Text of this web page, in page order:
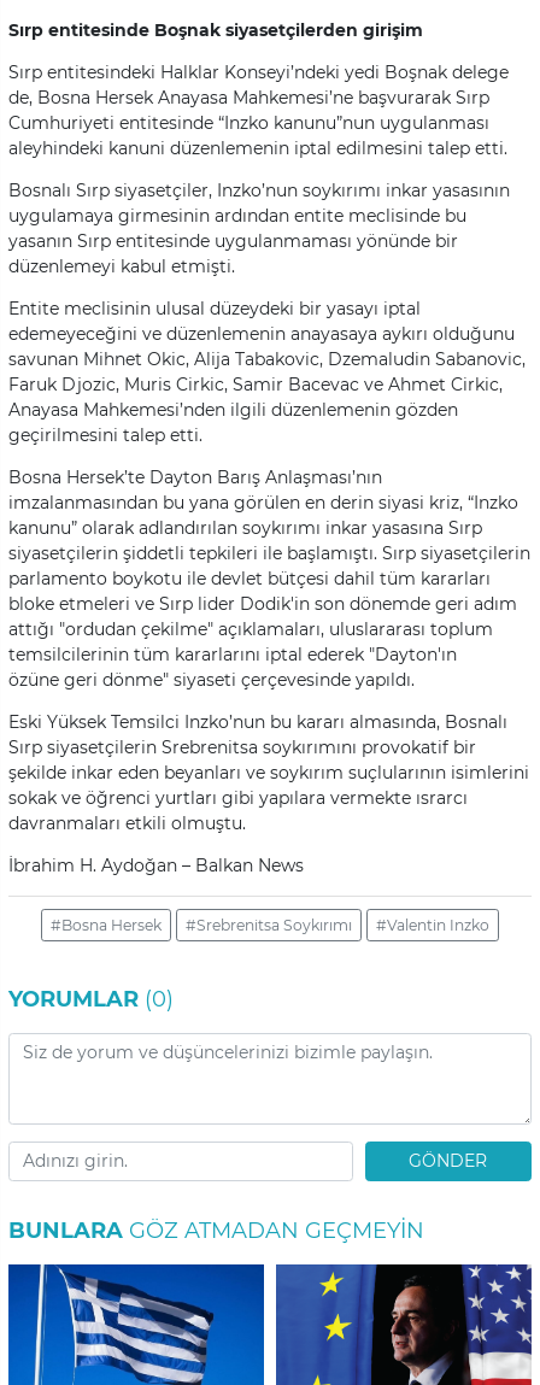
Sırp entitesinde Boşnak siyasetçilerden girişim
Sırp entitesindeki Halklar Konseyi’ndeki yedi Boşnak delege
de, Bosna Hersek Anayasa Mahkemesi’ne başvurarak Sırp
Cumhuriyeti entitesinde “Inzko kanunu”nun uygulanması
aleyhindeki kanuni düzenlemenin iptal edilmesini talep etti.
Bosnalı Sırp siyasetçiler, Inzko’nun soykırımı inkar yasasının
uygulamaya girmesinin ardından entite meclisinde bu
yasanın Sırp entitesinde uygulanmaması yönünde bir
düzenlemeyi kabul etmişti.
Entite meclisinin ulusal düzeydeki bir yasayı iptal
edemeyeceğini ve düzenlemenin anayasaya aykırı olduğunu
savunan Mihnet Okic, Alija Tabakovic, Dzemaludin Sabanovic,
Faruk Djozic, Muris Cirkic, Samir Bacevac ve Ahmet Cirkic,
Anayasa Mahkemesi’nden ilgili düzenlemenin gözden
geçirilmesini talep etti.
Bosna Hersek’te Dayton Barış Anlaşması’nın
imzalanmasından bu yana görülen en derin siyasi kriz, “Inzko
kanunu” olarak adlandırılan soykırımı inkar yasasına Sırp
siyasetçilerin şiddetli tepkileri ile başlamıştı. Sırp siyasetçilerin
parlamento boykotu ile devlet bütçesi dahil tüm kararları
bloke etmeleri ve Sırp lider Dodik'in son dönemde geri adım
attığı "ordudan çekilme" açıklamaları, uluslararası toplum
temsilcilerinin tüm kararlarını iptal ederek "Dayton'ın
özüne geri dönme" siyaseti çerçevesinde yapıldı.
Eski Yüksek Temsilci Inzko’nun bu kararı almasında, Bosnalı
Sırp siyasetçilerin Srebrenitsa soykırımını provokatif bir
şekilde inkar eden beyanları ve soykırım suçlularının isimlerini
sokak ve öğrenci yurtları gibi yapılara vermekte ısrarcı
davranmaları etkili olmuştu.
İbrahim H. Aydoğan – Balkan News
#Bosna Hersek #Srebrenitsa Soykırımı #Valentin Inzko
YORUMLAR (0)
GÖNDER
BUNLARA GÖZ ATMADAN GEÇMEYIN